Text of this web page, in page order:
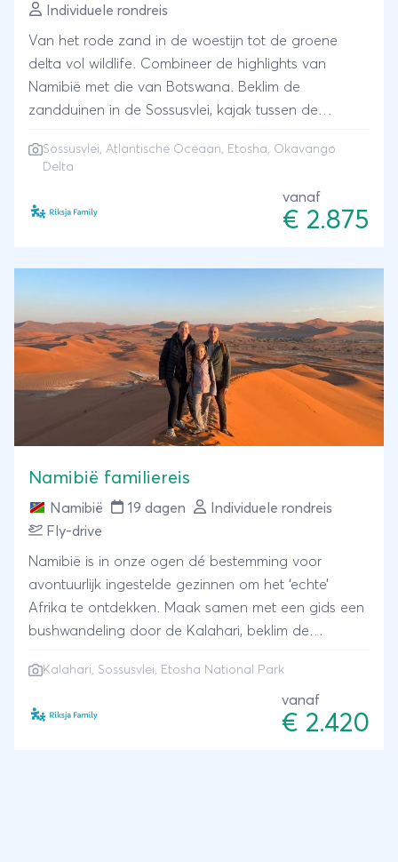
Individuele rondreis
Van het rode zand in de woestijn tot de groene
delta vol wildlife. Combineer de highlights van
Namibië met die van Botswana. Beklim de
zandduinen in de Sossusvlei, kajak tussen de
in Etosha en doe optioneel een riviercruise over
Sossusvlei, Atlantische Oceaan, Etosha, Okavango
Delta
vanaf
€ 2.875
Namibië familiereis
Namibië 19 dagen
Individuele rondreis
Fly-drive
Namibië is in onze ogen dé bestemming voor
avontuurlijk ingestelde gezinnen om het ‘echte’
Afrika te ontdekken. Maak samen met een gids een
bushwandeling door de Kalahari, beklim de
kajakken tussen de zeeleeuwen en spot olifanten,
neushoorns en leeuwen tijdens een safari in het
Etosha park. Maak kennis met de San bevolking en
Kalahari, Sossusvlei, Etosha National Park
vanaf
€ 2.420